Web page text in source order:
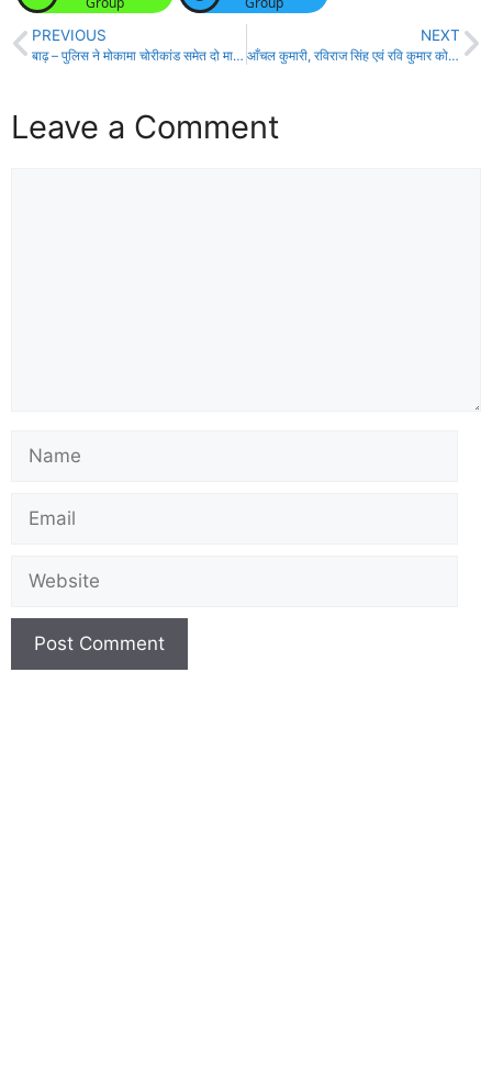
PREVIOUS
बाढ़ – पुलिस ने मोकामा चोरीकांड समेत दो मामलों का किया पर्दाफाश, दो बदमाश गिरफ्तार!
NEXT
आँचल कुमारी, रविराज सिंह एवं रवि कुमार को विद्यार्थी परिषद ने दी बड़ी जिम्मेदारी!
Leave a Comment